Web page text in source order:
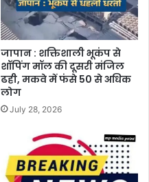
जापान : शक्तिशाली भूकंप से
शॉपिंग मॉल की दूसरी मंजिल
ढही, मकवे में फंसे 50 से अधिक
लोग
July 28, 2026